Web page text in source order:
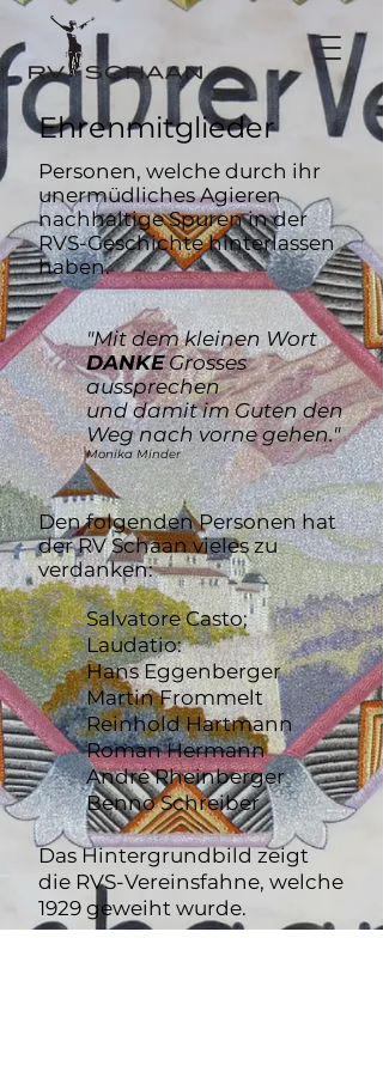
Ehrenmitglieder
Personen, welche durch ihr
unermüdliches Agieren
nachhaltige Spuren in der
RVS-Geschichte hinterlassen
haben.
"Mit dem kleinen Wort
DANKEGrosses
aussprechen
und damit im Guten den
Weg nach vorne gehen."
Monika Minder
Den folgenden Personen hat
der RV Schaan vieles zu
verdanken:
Salvatore Casto;
Laudatio:
Hans Eggenberger
Martin Frommelt
Reinhold Hartmann
Roman Hermann
André Rheinberger
Benno Schreiber
Das Hintergrundbild zeigt
die RVS-Vereinsfahne, welche
1929 geweiht wurde.